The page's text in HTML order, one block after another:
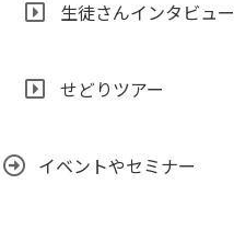
生徒さんインタビュー
せどりツアー
イベントやセミナー